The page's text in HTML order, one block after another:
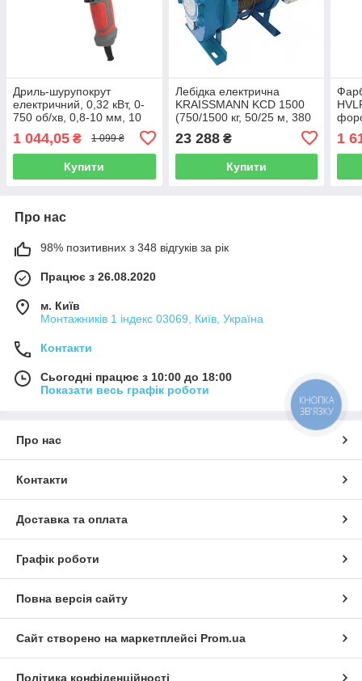
Дриль-шурупокрут
електричний, 0,32 кВт, 0-
750 об/хв, 0,8-10 мм, 10
Нм INTERTOOL DT-0103
1 044,05 ₴ 1 099 ₴
Купити
Лебідка електрична
KRAISSMANN KCD 1500
(750/1500 кг, 50/25 м, 380
23 288₴
Купити
1
Про нас
98% позитивних з 348 відгуків за рік
Працює з 26.08.2020
м. Київ
Монтажників 1 індекс 03069, Київ, Україна
Контакти
Сьогодні працює з 10:00 до 18:00
Показати весь графік роботи
Про нас
Контакти
Доставка та оплата
Графік роботи
Повна версія сайту
Сайт створено на маркетплейсі Prom.ua
Політика конфіденційності
КНОПКА
ЗВ'ЯЗКУ